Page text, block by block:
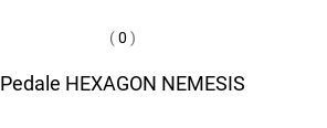
(0 )
Pedale HEXAGON NEMESIS